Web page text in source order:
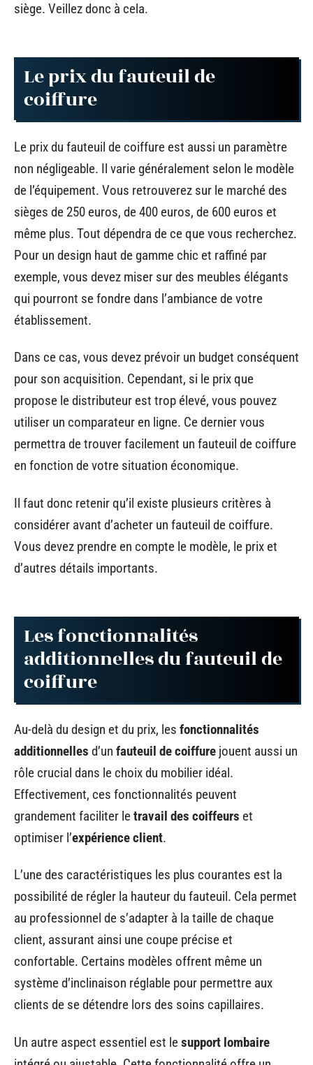
siège. Veillez donc à cela.
Le prix du fauteuil de
coiffure
Le prix du fauteuil de coiffure est aussi un paramètre
non négligeable. Il varie généralement selon le modèle
de l’équipement. Vous retrouverez sur le marché des
sièges de 250 euros, de 400 euros, de 600 euros et
même plus. Tout dépendra de ce que vous recherchez.
Pour un design haut de gamme chic et raffiné par
exemple, vous devez miser sur des meubles élégants
qui pourront se fondre dans l’ambiance de votre
établissement.
Dans ce cas, vous devez prévoir un budget conséquent
pour son acquisition. Cependant, si le prix que
propose le distributeur est trop élevé, vous pouvez
utiliser un comparateur en ligne. Ce dernier vous
permettra de trouver facilement un fauteuil de coiffure
en fonction de votre situation économique.
Il faut donc retenir qu’il existe plusieurs critères à
considérer avant d’acheter un fauteuil de coiffure.
Vous devez prendre en compte le modèle, le prix et
d’autres détails importants.
Les fonctionnalités
additionnelles du fauteuil de
coiffure
Au-delà du design et du prix, les fonctionnalités
additionnelles d’un fauteuil de coiffure jouent aussi un
rôle crucial dans le choix du mobilier idéal.
Effectivement, ces fonctionnalités peuvent
grandement faciliter letravail des coiffeurs et
optimiser l’expérience client.
L’une des caractéristiques les plus courantes est la
possibilité de régler la hauteur du fauteuil. Cela permet
au professionnel de s’adapter à la taille de chaque
client, assurant ainsi une coupe précise et
confortable. Certains modèles offrent même un
système d’inclinaison réglable pour permettre aux
clients de se détendre lors des soins capillaires.
Un autre aspect essentiel est lesupport lombaire